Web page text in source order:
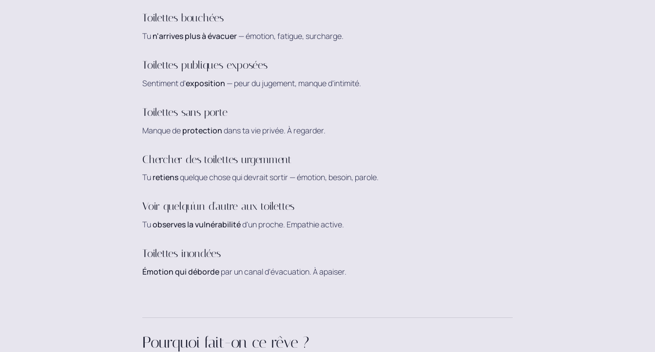
Toilettes bouchées
Tun'arrives plus à évacuer— émotion, fatigue, surcharge.
Toilettes publiques exposées
Sentiment d'exposition — peur du jugement, manque d'intimité.
Toilettes sans porte
Manque deprotectiondans ta vie privée. À regarder.
Chercher des toilettes urgemment
Turetiensquelque chose qui devrait sortir — émotion, besoin, parole.
Voir quelqu'un d'autre aux toilettes
Tuobserves la vulnérabilitéd'un proche. Empathie active.
Toilettes inondées
Émotion qui débordepar un canal d'évacuation. À apaiser.
Pourquoi fait-on ce rêve ?